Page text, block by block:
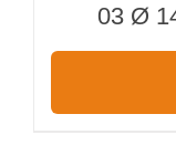
03 Ø